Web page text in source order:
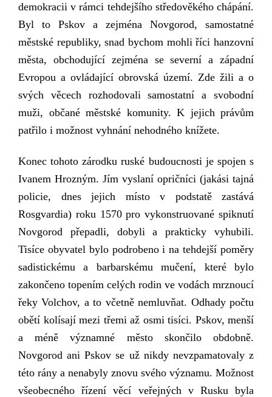
demokraciiv rámci tehdejšího středověkého chápání.
Byl to Pskov a zejména Novgorod, samostatné
městské republiky, snad bychom mohli říci hanzovní
města, obchodující zejména se severní a západní
Evropou a ovládající obrovská území. Zde žili a o
svých věcech rozhodovali samostatní a svobodní
muži, občané městské komunity. K jejich právům
patřilo i možnost vyhnání nehodného knížete.
Konec tohoto zárodku ruské budoucnosti je spojen s
Ivanem Hrozným. Jím vyslaní opričníci (jakási tajná
policie, dnes jejich místo v podstatě zastává
Rosgvardia) roku 1570 pro vykonstruované spiknutí
Novgorod přepadli, dobyli a prakticky vyhubili.
Tisíce obyvatel bylo podrobeno i na tehdejší poměry
sadistickému a barbarskému mučení, které bylo
zakončeno topením celých rodin ve vodách mrznoucí
řeky Volchov, a to včetně nemluvňat. Odhady počtu
obětí kolísají mezi třemi až osmi tisíci. Pskov, menší
a méně významné město skončilo obdobně.
Novgorod ani Pskov se už nikdy nevzpamatovaly z
této rány a nenabyly znovu svého významu. Možnost
všeobecného řízení věcí veřejných v Rusku byla